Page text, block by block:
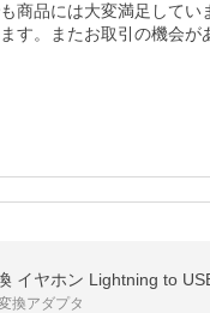
商品には大変満足して
す。またお取引の機会
イヤホン Lightning to
換アダプタ